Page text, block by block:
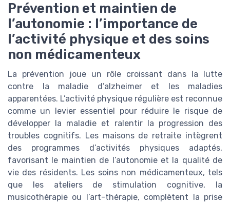
Prévention et maintien de
l’autonomie : l’importance de
l’activité physique et des soins
non médicamenteux
La prévention joue un rôle croissant dans la lutte
contre la maladie d’alzheimer et les maladies
apparentées. L’activité physique régulière est reconnue
comme un levier essentiel pour réduire le risque de
développer la maladie et ralentir la progression des
troubles cognitifs. Les maisons de retraite intègrent
des programmes d’activités physiques adaptés,
favorisant le maintien de l’autonomie et la qualité de
vie des résidents. Les soins non médicamenteux, tels
que les ateliers de stimulation cognitive, la
musicothérapie ou l’art-thérapie, complètent la prise